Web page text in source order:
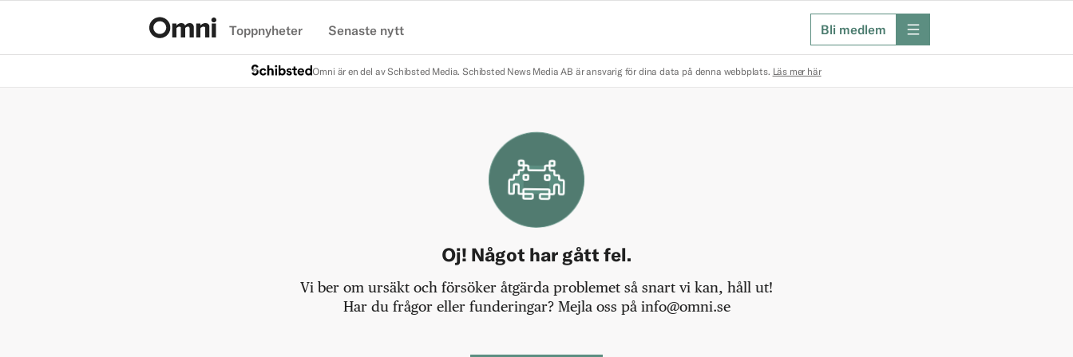
Toppnyheter Senaste nytt Bli medlem meny
Omni är en del av Schibsted Media. Schibsted News Media AB är ansvarig för dina data på denna webbplats. Läs mer här
Oj! Något har gått fel.
Vi ber om ursäkt och försöker åtgärda problemet så snart vi kan, håll ut!
Har du frågor eller funderingar? Mejla oss på info@omni.se